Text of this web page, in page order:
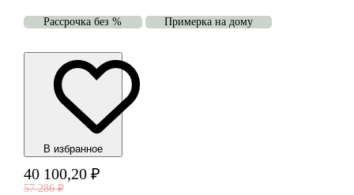
Рассрочка без % Примерка на дому
В избранноe
40 100,20 ₽
57 286 ₽